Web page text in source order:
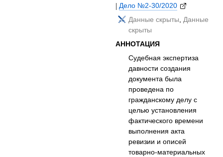
|Дело №2-30/2020
Данные скрыты,Данные
скрыты
АННОТАЦИЯ
Судебная экспертиза
давности создания
документа была
проведена по
гражданскому делу с
целью установления
фактического времени
выполнения акта
ревизии и описей
товарно-материальных